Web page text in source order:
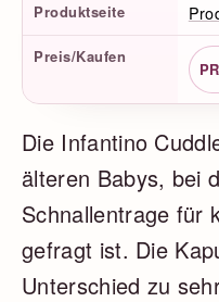
Produktseite
Preis/Kaufen
Die Infantino
älteren Babys, bei
Schnallentrage für
gefragt ist. Die
Unterschied zu